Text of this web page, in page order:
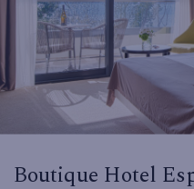
Boutique Hotel